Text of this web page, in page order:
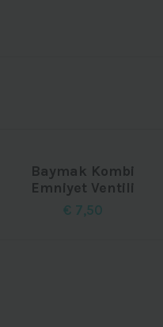
Baymak Kombi
Emniyet Ventili
€ 7,50